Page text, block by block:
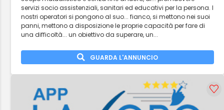
servizi socio assistenziali, sanitari ed educativi per la persona. I
nostri operatori si pongono al suo... fianco, si mettono nei suoi
panni, mettono a disposizione le proprie capacità per fare di
una difficoltà... un obiettivo da superare, un...
GUARDA L'ANNUNCIO